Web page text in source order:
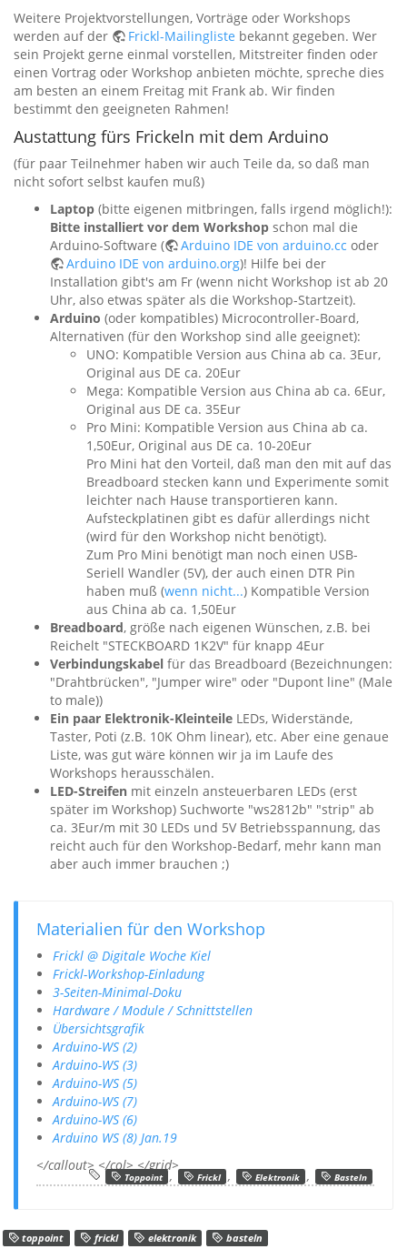
Weitere Projektvorstellungen, Vorträge oder Workshops
werden auf der
Frickl-Mailingliste bekannt gegeben. Wer
sein Projekt gerne einmal vorstellen, Mitstreiter finden oder
einen Vortrag oder Workshop anbieten möchte, spreche dies
am besten an einem Freitag mit Frank ab. Wir finden
bestimmt den geeigneten Rahmen!
Austattung fürs Frickeln mit dem Arduino
(für paar Teilnehmer haben wir auch Teile da, so daß man
nicht sofort selbst kaufen muß)
Laptop (bitte eigenen mitbringen, falls irgend möglich!):
Bitte installiert vor dem Workshop schon mal die
Arduino-Software (
Arduino IDE von arduino.cc oder
Arduino IDE von arduino.org)! Hilfe bei der
Installation gibt's am Fr (wenn nicht Workshop ist ab 20
Uhr, also etwas später als die Workshop-Startzeit).
Arduino (oder kompatibles) Microcontroller-Board,
Alternativen (für den Workshop sind alle geeignet):
UNO: Kompatible Version aus China ab ca. 3Eur,
Original aus DE ca. 20Eur
Mega: Kompatible Version aus China ab ca. 6Eur,
Original aus DE ca. 35Eur
Pro Mini: Kompatible Version aus China ab ca.
1,50Eur, Original aus DE ca. 10-20Eur
Pro Mini hat den Vorteil, daß man den mit auf das
Breadboard stecken kann und Experimente somit
leichter nach Hause transportieren kann.
Aufsteckplatinen gibt es dafür allerdings nicht
(wird für den Workshop nicht benötigt).
Zum Pro Mini benötigt man noch einen USB-
Seriell Wandler (5V), der auch einen DTR Pin
haben muß (wenn nicht...) Kompatible Version
aus China ab ca. 1,50Eur
Breadboard, größe nach eigenen Wünschen, z.B. bei
Reichelt "STECKBOARD 1K2V" für knapp 4Eur
Verbindungskabel für das Breadboard (Bezeichnungen:
"Drahtbrücken", "Jumper wire" oder "Dupont line" (Male
to male))
Ein paar Elektronik-Kleinteile LEDs, Widerstände,
Taster, Poti (z.B. 10K Ohm linear), etc. Aber eine genaue
Liste, was gut wäre können wir ja im Laufe des
Workshops herausschälen.
LED-Streifen mit einzeln ansteuerbaren LEDs (erst
später im Workshop) Suchworte "ws2812b" "strip" ab
ca. 3Eur/m mit 30 LEDs und 5V Betriebsspannung, das
reicht auch für den Workshop-Bedarf, mehr kann man
aber auch immer brauchen ;)
Materialien für den Workshop
Frickl @ Digitale Woche Kiel
Frickl-Workshop-Einladung
3-Seiten-Minimal-Doku
Hardware / Module / Schnittstellen
Übersichtsgrafik
Arduino-WS (2)
Arduino-WS (3)
Arduino-WS (5)
Arduino-WS (7)
Arduino-WS (6)
Arduino WS (8) Jan.19
</callout> </col> </grid>
Toppoint , Frickl , Elektronik , Basteln
toppoint frickl elektronik basteln